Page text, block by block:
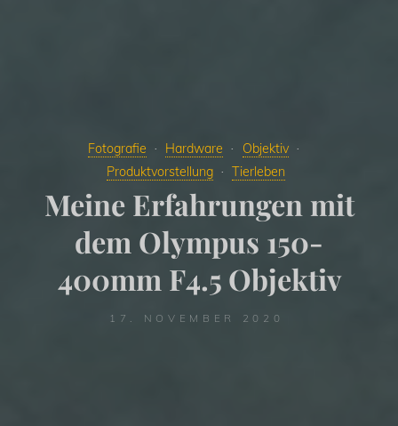
Fotografie Hardware
Objektiv
Produktvorstellung
Tierleben
Meine Erfahrungen mit
dem Olympus 150-
400mm F4.5 Objektiv
17. NOVEMBER 2020